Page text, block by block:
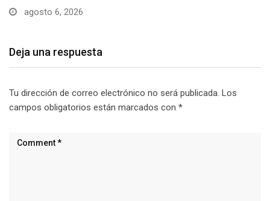
agosto 6, 2026
Deja una respuesta
Tu dirección de correo electrónico no será publicada. Los
campos obligatorios están marcados con *